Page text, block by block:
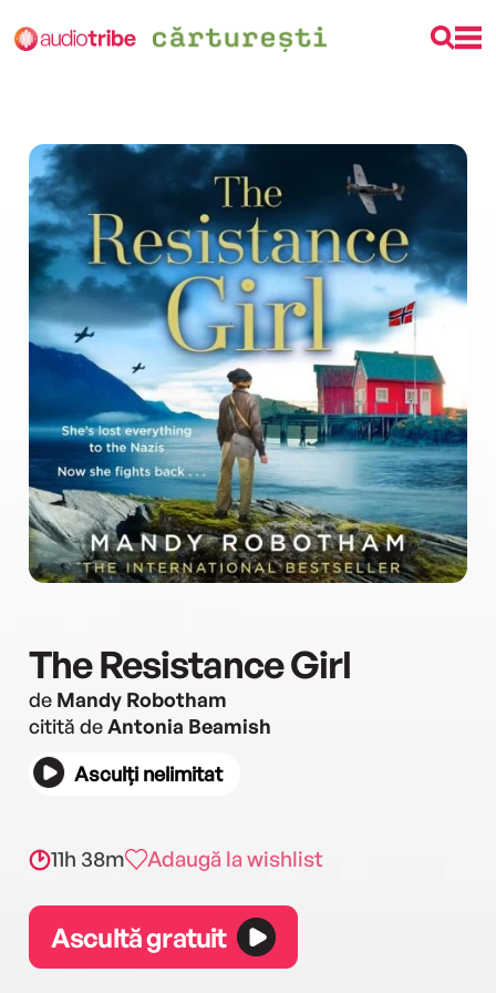
The Resistance Girl
de Mandy Robotham
citită deAntonia Beamish
Asculți nelimitat
11h 38m Adaugă la wishlist
Ascultă gratuit